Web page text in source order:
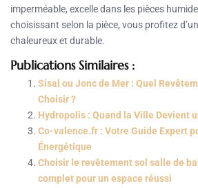
imperméable, excelle dans les pièces
choisissant selon la pièce, vous profitez
chaleureux et durable.
Publications Similaires :
Sisal ou Jonc de Mer : Quel
Choisir ?
Hydropolis : Quand la Ville Devient
Co-valence.fr : Votre Guide Expert
Énergétique
Choisir le revêtement sol salle de
complet pour un espace réussi